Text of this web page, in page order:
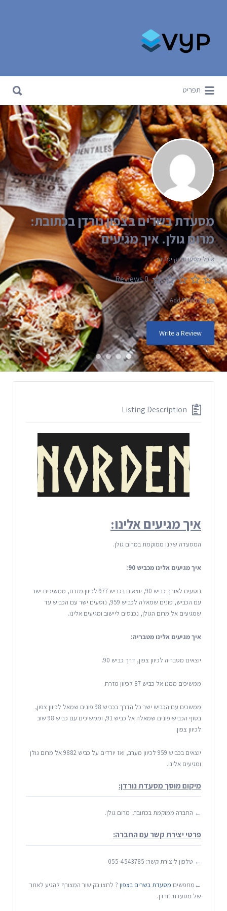
תפריט
מסעדת בשרים בצפון נורדן בכתובת:
מרום גולן. איך מגיעים
אוכל מסעדות וקייטרינג
0 Reviews
Add Photos
Write a Review
Listing Description
איך מגיעים אלינו:
המסעדה שלנו ממוקמת במרום גולן.
איך מגיעים אלינו מכביש 90:
נוסעים לאורך כביש 90, יוצאים בכביש 977 לכיוון מזרח, ממשיכים ישר
עם הכביש, פונים שמאלה לכביש 959, נוסעים ישר עם הכביש עד
שמגיעים אל מרום הגולן, נכנסים ליישוב ומגיעים אלינו.
איך מגיעים אלינו מטבריה:
יוצאים מטבריה לכיוון צפון, דרך כביש 90.
ממשיכים ממנו אל כביש 87 לכיוון מזרח.
ממשכים עם הכביש ישר כל הדרך בכביש 98 פונים שמאל לכיוון צפון,
בסוף הכביש פונים שמאלה אל כביש 91, וממשיכים עם כביש 98 שוב
לכיוון צפון.
יוצאים בכביש 959 לכיוון מערב, ואז יורדים על כביש 9882 אל מרום גולן
ומגיעים אלינו.
מיקום מוסך מסעדת נורדן:
← החברה ממוקמת בכתובת: מרום גולן.
פרטי יצירת קשר עם החברה:
← טלפון ליצירת קשר: 055-4543785
←מחפשים מסעדת בשרים בצפון ? לחצו בקישור המצורף להגיע לאתר
של מסעדת נורדן.